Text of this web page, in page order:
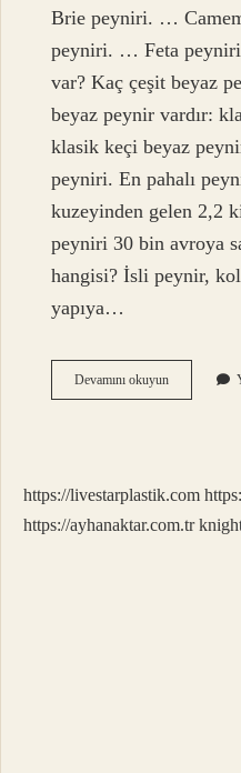
Brie peyniri. …
peyniri. … Feta
var? Kaç çeşit beyaz
beyaz peynir vardır:
klasik keçi beyaz
peyniri. En pahalı
kuzeyinden gelen 2,2
peyniri 30 bin avroya
hangisi? İsli peynir,
yapıya…
Devamını okuyunKaç
Çeşit
https://livestarplastik.com
https://ayhanaktar.com.tr